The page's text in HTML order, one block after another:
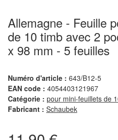
Allemagne - Feuille
de 10 timb avec 2
x 98 mm - 5 feuilles
Numéro d'article : 643/B12-5
EAN code : 4054403121967
Catégorie : pour mini-feuillets de
Fabricant : Schaubek